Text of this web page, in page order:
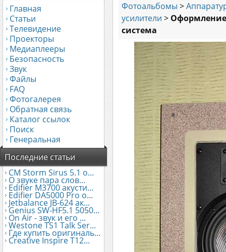
Главная
Статьи
Телевидение
Проекторы
Медиаплееры
Безопасность
Звук
Файлы
FAQ
Фотогалерея
Обратная связь
Каталог ссылок
Поиск
Генеральная
Последние статьи
CM Storm Sirus 5.1 о...
О звуке пара слов...
Edifier М3700 акусти...
Edifier DA5000 Pro о...
Jetbalance JB-624 ак...
Genius SW-HF5.1 5050...
On Air - звук и его ...
Westone TS1 Talk Ser...
Где купить оригиналь...
Creative Inspire T12...
Фотоальбомы >
усилители >
система